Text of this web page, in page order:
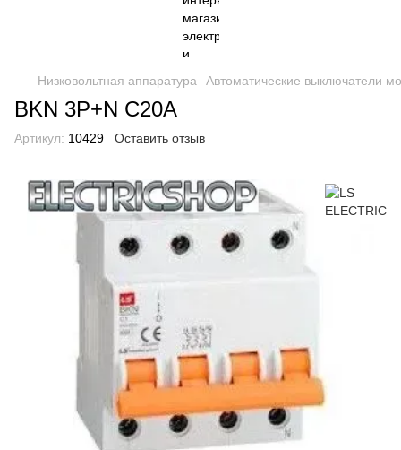
Низковольтная аппаратура Автоматические выключатели
BKN 3P+N C20A
Артикул: 10429 Оставить отзыв